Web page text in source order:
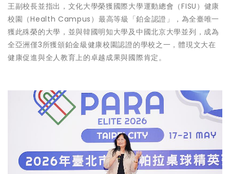
王副校長並指出，文化大學榮獲國際大學運動總會（FISU）健康
校園（Health Campus）最高等級「鉑金認證」，為全臺唯一
獲此殊榮的大學，並與韓國明知大學及中國北京大學並列，成為
全亞洲僅3所獲頒鉑金級健康校園認證的學校之一，體現文大在
健康促進與全人教育上的卓越成果與國際肯定。